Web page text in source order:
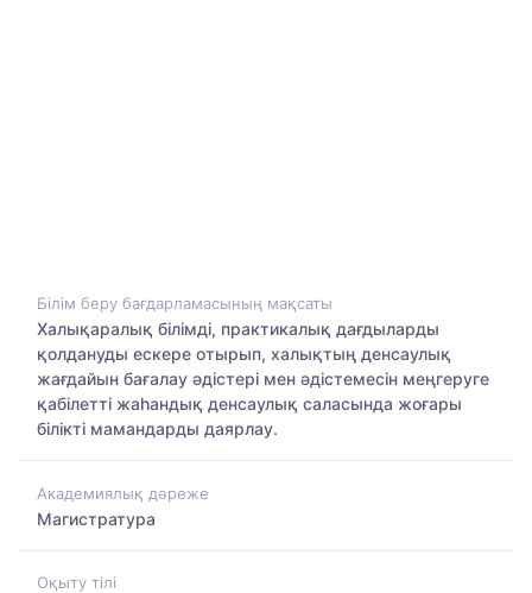
Білім беру бағдарламасының мақсаты
Халықаралық білімді, практикалық дағдыларды
қолдануды ескере отырып, халықтың денсаулық
жағдайын бағалау әдістері мен әдістемесін меңгеруге
қабілетті жаһандық денсаулық саласында жоғары
білікті мамандарды даярлау.
Академиялық дәреже
Магистратура
Оқыту тілі